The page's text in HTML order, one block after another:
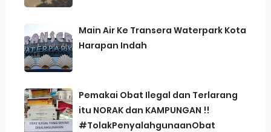
Main Air Ke Transera Waterpark Kota
Harapan Indah
Pemakai Obat Ilegal dan Terlarang
itu NORAK dan KAMPUNGAN !!
#TolakPenyalahgunaanObat